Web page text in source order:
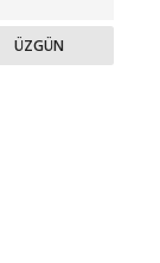
ÜZGÜN